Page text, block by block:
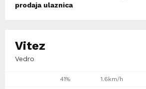
prodaja ulaznica
Vitez
Vedro
41% 1.6km/h